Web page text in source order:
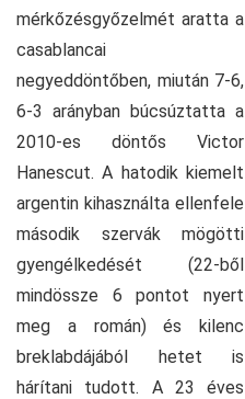
mérkőzésgyőzelmét aratta a
casablancai
negyeddöntőben, miután 7-6,
6-3 arányban búcsúztatta a
2010-es döntős Victor
Hanescut. A hatodik kiemelt
argentin kihasználta ellenfele
második szervák mögötti
gyengélkedését (22-ből
mindössze 6 pontot nyert
meg a román) és kilenc
breklabdájából hetet is
hárítani tudott. A 23 éves